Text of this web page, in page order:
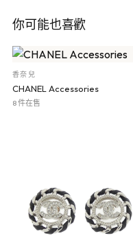
你可能也喜歡
香奈兒
CHANEL Accessories
8 件在售